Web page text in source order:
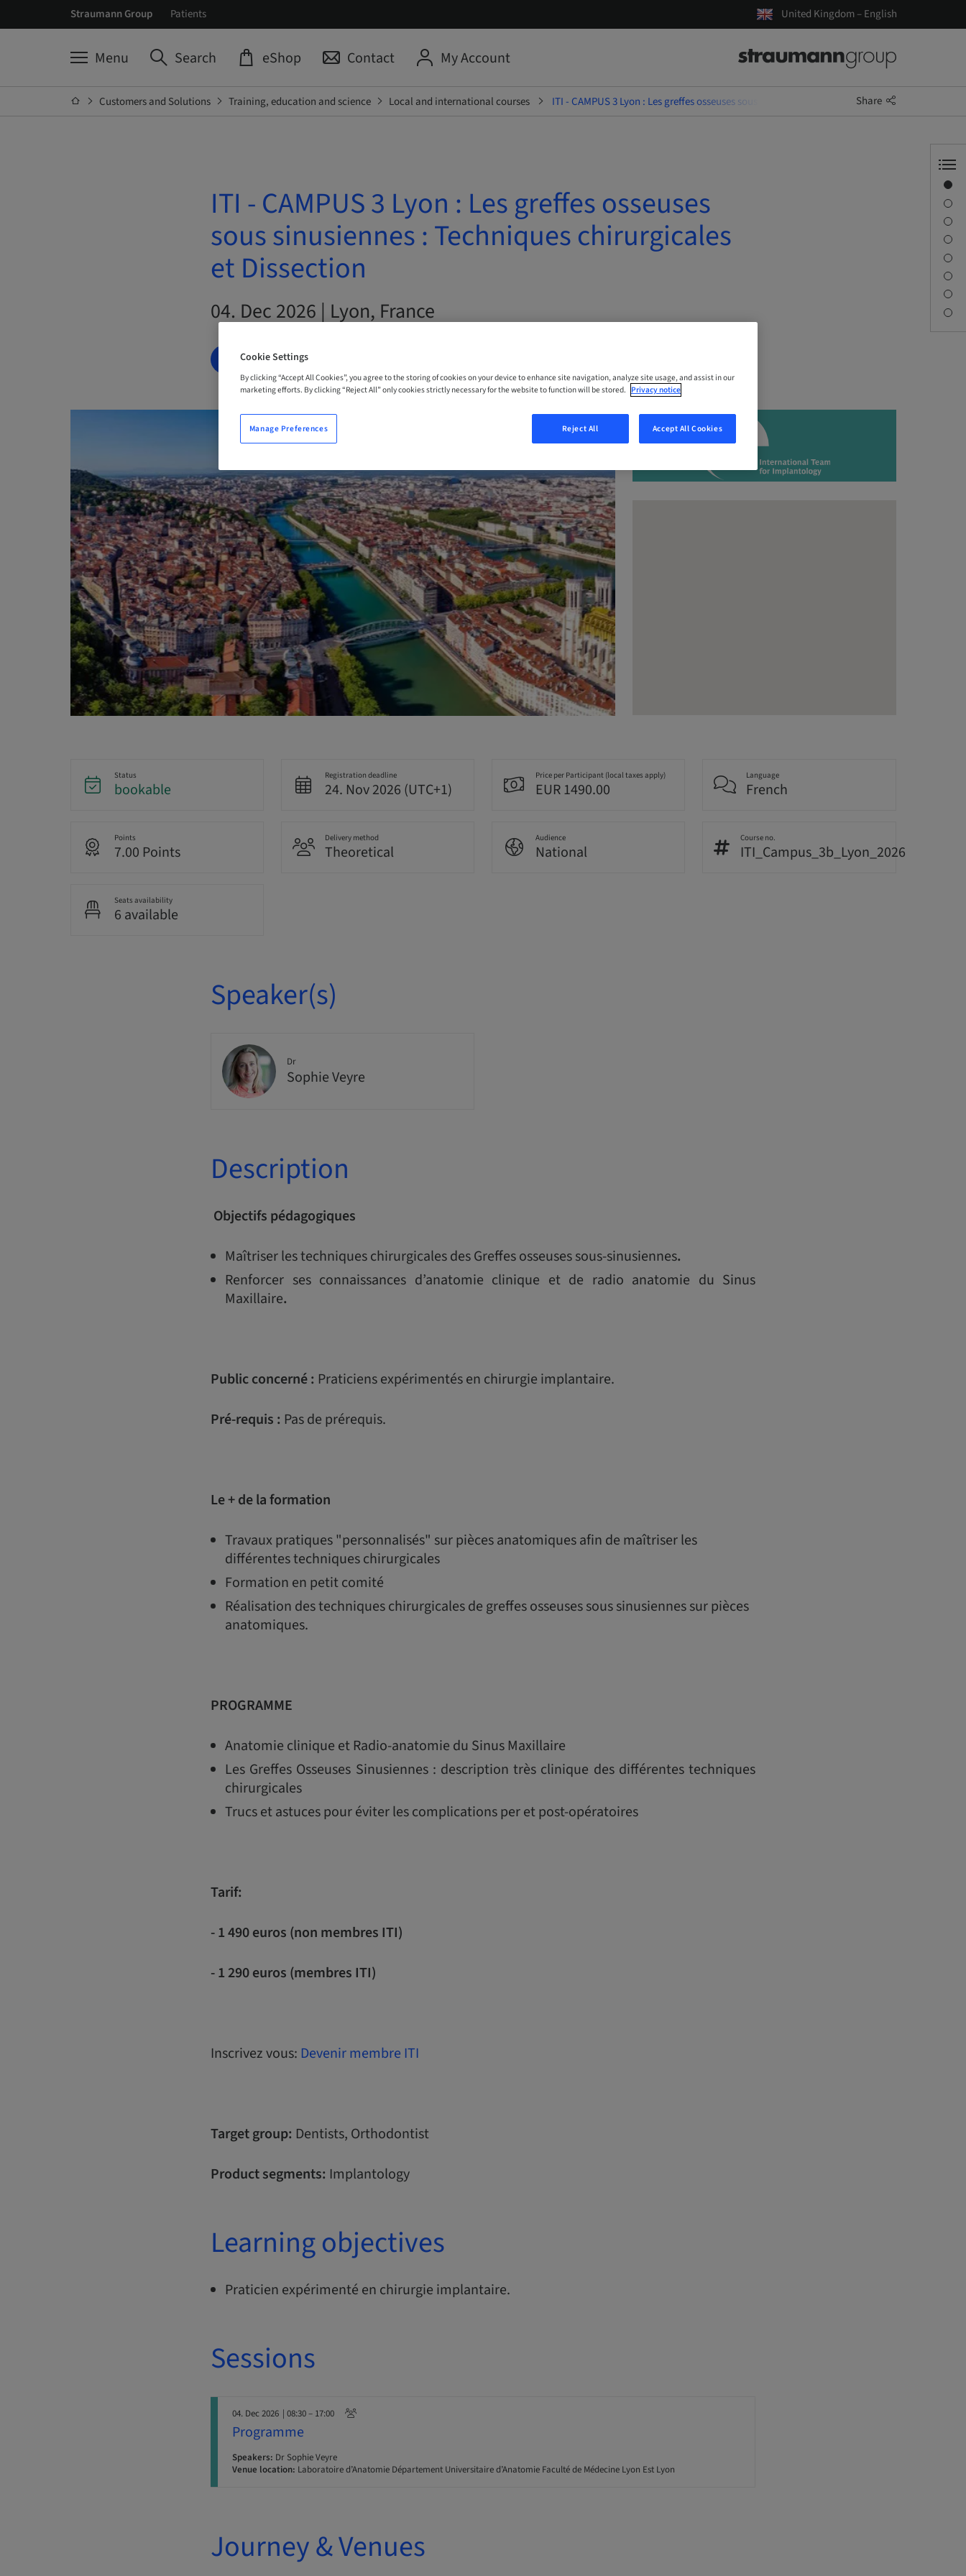
Straumann Group Patients United Kingdom – English
Menu Search eShop Contact My Account
Customers and Solutions Training, education and science Local and international courses ITI - CAMPUS 3 Lyon : Les greffes osseuses sous sinusiennes : Techniques chirurgicales et
Share
ITI - CAMPUS 3 Lyon : Les greffes osseuses
sous sinusiennes : Techniques chirurgicales
et Dissection
04. Dec 2026 | Lyon, France
BOOK NOW
Status
bookable
Registration deadline
24. Nov 2026 (UTC+1)
Price per Participant (local taxes apply)
EUR 1490.00
Language
French
Points
7.00 Points
Delivery method
Theoretical
Audience
National
Course no.
ITI_Campus_3b_Lyon_2026
Seats availability
6 available
Speaker(s)
Dr
Sophie Veyre
Description
Objectifs pédagogiques
Maîtriser les techniques chirurgicales des Greffes osseuses sous-sinusiennes.
Renforcer ses connaissances d’anatomie clinique et de radio anatomie du Sinus
Maxillaire.
Public concerné : Praticiens expérimentés en chirurgie implantaire.
Pré-requis : Pas de prérequis.
Le + de la formation
Travaux pratiques "personnalisés" sur pièces anatomiques afin de maîtriser les
différentes techniques chirurgicales
Formation en petit comité
Réalisation des techniques chirurgicales de greffes osseuses sous sinusiennes sur pièces
anatomiques.
PROGRAMME
Anatomie clinique et Radio-anatomie du Sinus Maxillaire
Les Greffes Osseuses Sinusiennes : description très clinique des différentes techniques
chirurgicales
Trucs et astuces pour éviter les complications per et post-opératoires
Tarif:
- 1 490 euros (non membres ITI)
- 1 290 euros (membres ITI)
Inscrivez vous: Devenir membre ITI
Target group: Dentists, Orthodontist
Product segments: Implantology
Learning objectives
Praticien expérimenté en chirurgie implantaire.
Sessions
04. Dec 2026 | 08:30 – 17:00
Programme
Speakers: Dr Sophie Veyre
Venue location: Laboratoire d’Anatomie Département Universitaire d’Anatomie Faculté de Médecine Lyon Est Lyon
Journey & Venues
Cookie Settings
By clicking “Accept All Cookies”, you agree to the storing of cookies on your device to enhance site navigation, analyze site usage, and assist in our
marketing efforts. By clicking “Reject All” only cookies strictly necessary for the website to function will be stored. Privacy notice
Reject All Accept All Cookies
Manage Preferences